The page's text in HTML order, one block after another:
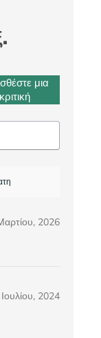
μια
κριτική
2026
2024